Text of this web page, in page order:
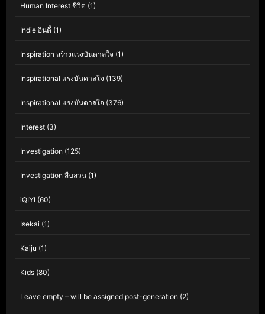
Human Interest ชีวิต (1)
Indie อินดี้ (1)
Inspiration สร้างแรงบันดาลใจ (1)
Inspirational แรงบันดาลใจ (139)
Inspirational แรงบันดาลใจ (376)
Interest (3)
Investigation (125)
Investigation สืบสวน (1)
iQIYI (60)
Isekai (1)
Kaiju (1)
Kids (80)
Leave empty – will be assigned post-generation (2)